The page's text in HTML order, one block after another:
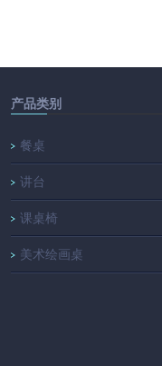
产品类别
餐桌
讲台
课桌椅
美术绘画桌